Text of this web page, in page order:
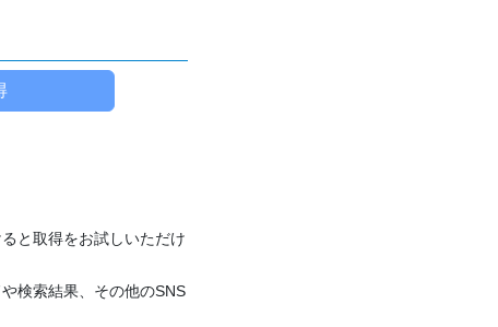
と取得をお試しいただけ
検索結果、その他のSNS